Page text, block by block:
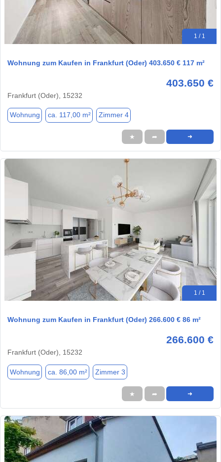
1 / 1
Wohnung zum Kaufen in Frankfurt (Oder) 403.650 € 117 m²
403.650 €
Frankfurt (Oder), 15232
Wohnung ca. 117,00 m² Zimmer 4
★ ➦ ➜
1 / 1
Wohnung zum Kaufen in Frankfurt (Oder) 266.600 € 86 m²
266.600 €
Frankfurt (Oder), 15232
Wohnung ca. 86,00 m² Zimmer 3
★ ➦ ➜